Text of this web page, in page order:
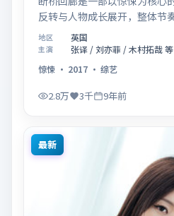
反转与人物成长展开，整体节
地区 英国
主演
张译 / 刘亦菲 / 木村拓哉 等
惊悚 · 2017 · 综艺
2.8万 3千 9年前
最新